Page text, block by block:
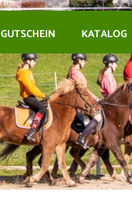
GUTSCHEIN KATALOG